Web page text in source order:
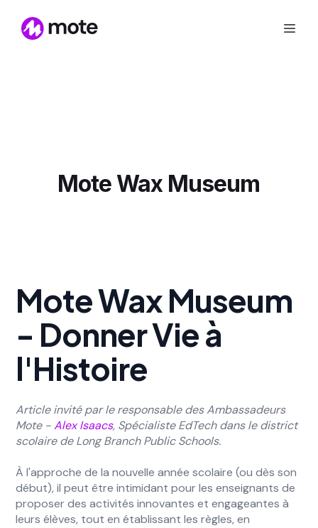
Mote Wax Museum
Mote Wax Museum
- Donner Vie à
l'Histoire
Article invité par le responsable des Ambassadeurs
Mote -Alex Isaacs, Spécialiste EdTech dans le district
scolaire de Long Branch Public Schools.
À l'approche de la nouvelle année scolaire (ou dès son
début), il peut être intimidant pour les enseignants de
proposer des activités innovantes et engageantes à
leurs élèves, tout en établissant les règles, en